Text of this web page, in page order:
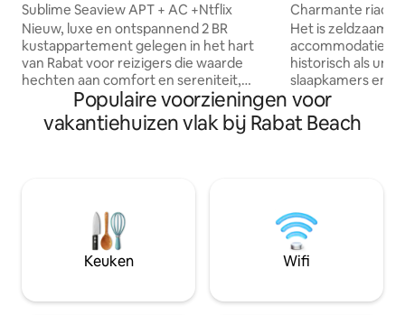
Sublime Seaview APT + AC +Ntflix
Nieuw, luxe en ontspannend 2 BR
kustappartement gelegen in het hart
van Rabat voor reizigers die waarde
hechten aan comfort en sereniteit,
ingericht met smaak en aandacht voor
details met een verbazingwekkend
uitzicht op zee. De strategische positie
in de grote slaapkamer, snelle WIFI,
Netflix, koffie en letterlijk het BESTE
UITZICHT OP de zonsondergang in
Rabat Reserveer nu, ik heb alle
voelen!
Charmante riad in
Het is zeldzaam
accommodatie te
historisch als
slaapkamers en
in de Kasbah des
terras met een
rivier de
van de bazaars,
Medina van
Uitgeruste
pendeldienst
Populaire voorzieningen voor
vakantiehuizen vlak bij Rabat Beach
Keuken Wifi